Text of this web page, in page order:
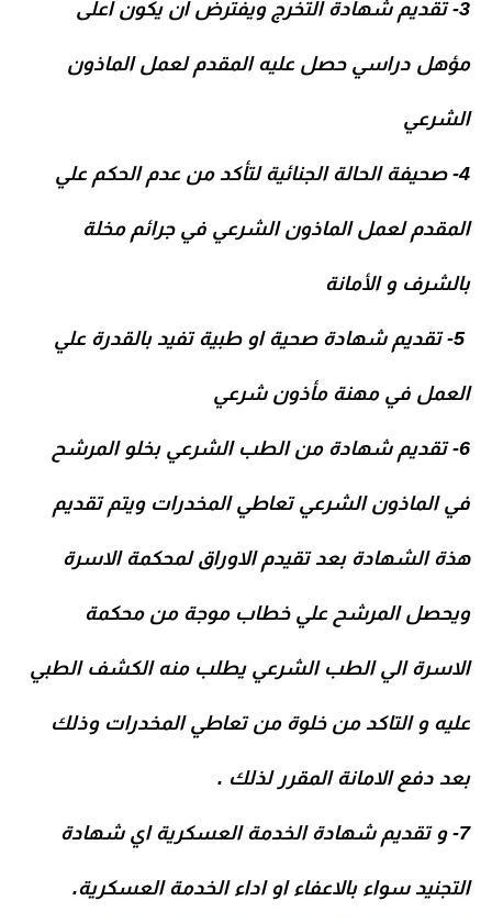
3- تقديم شهادة التخرج ويفترض ان يكون اعلى
مؤهل دراسي حصل عليه المقدم لعمل الماذون
الشرعي
4- صحيفة الحالة الجنائية لتأكد من عدم الحكم علي
المقدم لعمل الماذون الشرعي في جرائم مخلة
بالشرف و الأمانة
5- تقديم شهادة صحية او طبية تفيد بالقدرة علي
العمل في مهنة مأذون شرعي
6- تقديم شهادة من الطب الشرعي بخلو المرشح
في الماذون الشرعي تعاطي المخدرات ويتم تقديم
هذة الشهادة بعد تقيدم الاوراق لمحكمة الاسرة
ويحصل المرشح علي خطاب موجة من محكمة
الاسرة الي الطب الشرعي يطلب منه الكشف الطبي
عليه و التاكد من خلوة من تعاطي المخدرات وذلك
بعد دفع الامانة المقرر لذلك .
7- و تقديم شهادة الخدمة العسكرية اي شهادة
التجنيد سواء بالاعفاء او اداء الخدمة العسكرية.